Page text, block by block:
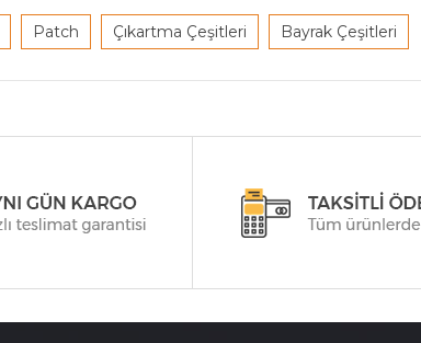
Patch Çıkartma Çeşitleri Bayrak Çeşitleri